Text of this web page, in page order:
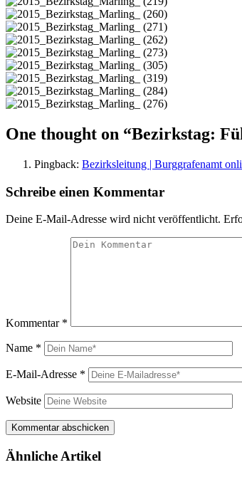
One thought on “Bezirkstag:
Pingback: Bezirksleitung | Burggrafenamt
Schreibe einen Kommentar
Deine E-Mail-Adresse wird nicht veröffentlicht.
Kommentar *
Name *
E-Mail-Adresse *
Website
Ähnliche Artikel